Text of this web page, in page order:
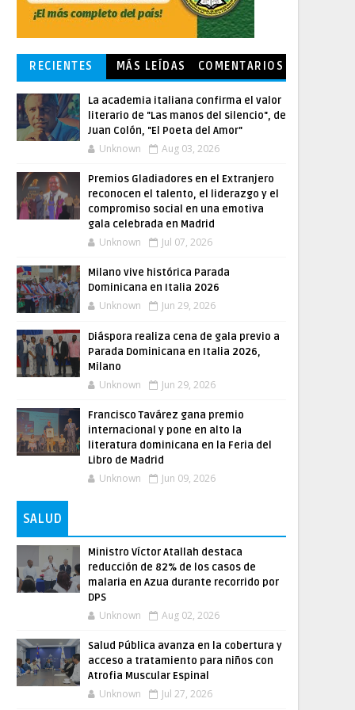
RECIENTES MÁS LEÍDAS COMENTARIOS
La academia italiana confirma el valor
literario de "Las manos del silencio", de
Juan Colón, "El Poeta del Amor"
Unknown Aug 03, 2026
Premios Gladiadores en el Extranjero
reconocen el talento, el liderazgo y el
compromiso social en una emotiva
gala celebrada en Madrid
Unknown Jul 07, 2026
Milano vive histórica Parada
Dominicana en Italia 2026
Unknown Jun 29, 2026
Diáspora realiza cena de gala previo a
Parada Dominicana en Italia 2026,
Milano
Unknown Jun 29, 2026
Francisco Tavárez gana premio
internacional y pone en alto la
literatura dominicana en la Feria del
Libro de Madrid
Unknown Jun 09, 2026
SALUD
Ministro Víctor Atallah destaca
reducción de 82% de los casos de
malaria en Azua durante recorrido por
DPS
Unknown Aug 02, 2026
Salud Pública avanza en la cobertura y
acceso a tratamiento para niños con
Atrofia Muscular Espinal
Unknown Jul 27, 2026